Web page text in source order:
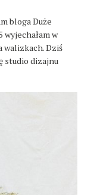
bloga Duże
wyjechałam w
walizkach. Dziś
studio dizajnu